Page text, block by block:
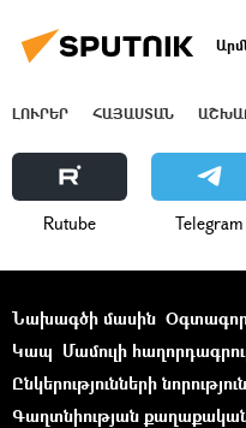
ԼՈՒՐԵՐ ՀԱՅԱՍՏԱՆ
Rutube Telegram
Նախագծի մասին
Կապ Մամուլի
Ընկերությունների
Գաղտնիության